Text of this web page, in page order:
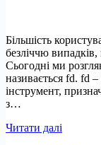
Більшість
безліччю
Сьогодні ми
називається fd. fd
інструмент,
з…
Читати далі